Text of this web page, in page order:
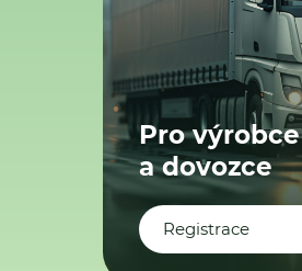
Pro výrobce
a dovozce
Registrace